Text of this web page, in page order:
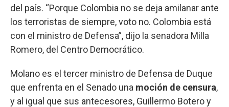
del país. “Porque Colombia no se deja amilanar ante
los terroristas de siempre, voto no. Colombia está
con el ministro de Defensa”, dijo la senadora Milla
Romero, del Centro Democrático.
Molano es el tercer ministro de Defensa de Duque
que enfrenta en el Senado una moción de censura,
y al igual que sus antecesores, Guillermo Botero y